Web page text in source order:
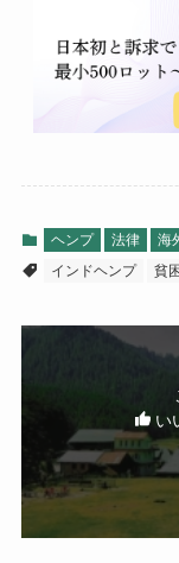
ヘンプ 法律 海
インドヘンプ
貧
い